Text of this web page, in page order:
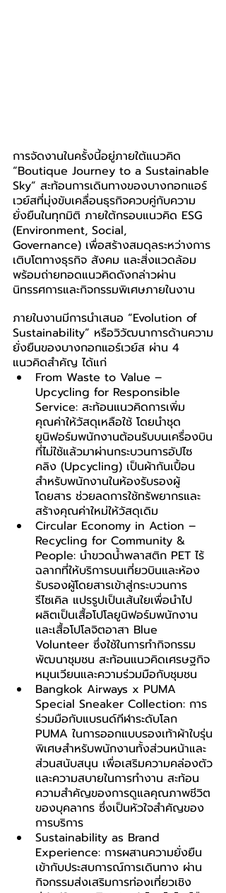
การจัดงานในครั้งนี้อยู่ภายใต้แนวคิด
“Boutique Journey to a Sustainable
Sky” สะท้อนการเดินทางของบางกอกแอร์
เวย์สที่มุ่งขับเคลื่อนธุรกิจควบคู่กับความ
ยั่งยืนในทุกมิติ ภายใต้กรอบแนวคิด ESG
(Environment, Social,
Governance) เพื่อสร้างสมดุลระหว่างการ
เติบโตทางธุรกิจ สังคม และสิ่งแวดล้อม
พร้อมถ่ายทอดแนวคิดดังกล่าวผ่าน
นิทรรศการและกิจกรรมพิเศษภายในงาน
ภายในงานมีการนำเสนอ “Evolution of
Sustainability” หรือวิวัฒนาการด้านความ
ยั่งยืนของบางกอกแอร์เวย์ส ผ่าน 4
แนวคิดสำคัญ ได้แก่
From Waste to Value –
Upcycling for Responsible
Service: สะท้อนแนวคิดการเพิ่ม
คุณค่าให้วัสดุเหลือใช้ โดยนำชุด
ยูนิฟอร์มพนักงานต้อนรับบนเครื่องบิน
ที่ไม่ใช้แล้วมาผ่านกระบวนการอัปไซ
คลิง (Upcycling) เป็นผ้ากันเปื้อน
สำหรับพนักงานในห้องรับรองผู้
โดยสาร ช่วยลดการใช้ทรัพยากรและ
สร้างคุณค่าใหม่ให้วัสดุเดิม
Circular Economy in Action –
Recycling for Community &
People: นำขวดน้ำพลาสติก PET ไร้
ฉลากที่ให้บริการบนเที่ยวบินและห้อง
รับรองผู้โดยสารเข้าสู่กระบวนการ
รีไซเคิล แปรรูปเป็นเส้นใยเพื่อนำไป
ผลิตเป็นเสื้อโปโลยูนิฟอร์มพนักงาน
และเสื้อโปโลจิตอาสา Blue
Volunteer ซึ่งใช้ในการทำกิจกรรม
พัฒนาชุมชน สะท้อนแนวคิดเศรษฐกิจ
หมุนเวียนและความร่วมมือกับชุมชน
Bangkok Airways x PUMA
Special Sneaker Collection: การ
ร่วมมือกับแบรนด์กีฬาระดับโลก
PUMA ในการออกแบบรองเท้าผ้าใบรุ่น
พิเศษสำหรับพนักงานทั้งส่วนหน้าและ
ส่วนสนับสนุน เพื่อเสริมความคล่องตัว
และความสบายในการทำงาน สะท้อน
ความสำคัญของการดูแลคุณภาพชีวิต
ของบุคลากร ซึ่งเป็นหัวใจสำคัญของ
การบริการ
Sustainability as Brand
Experience: การผสานความยั่งยืน
เข้ากับประสบการณ์การเดินทาง ผ่าน
กิจกรรมส่งเสริมการท่องเที่ยวเชิง